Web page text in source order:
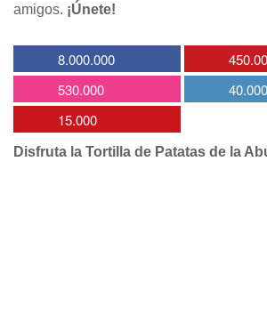
amigos. ¡Únete!
8.000.000
530.000
40.000
15.000
Disfruta la Tortilla de Patatas de la